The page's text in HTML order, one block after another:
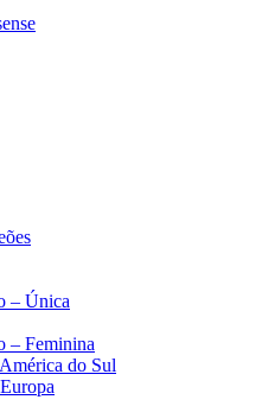
– Única
– Feminina
do Sul